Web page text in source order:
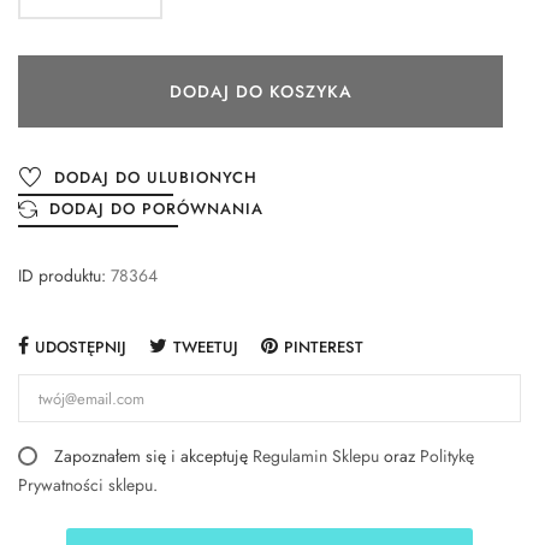
DODAJ DO KOSZYKA
DODAJ DO ULUBIONYCH
DODAJ DO PORÓWNANIA
ID produktu: 78364
UDOSTĘPNIJ TWEETUJ PINTEREST
Zapoznałem się i akceptuję Regulamin Sklepu oraz Politykę
Prywatności sklepu.